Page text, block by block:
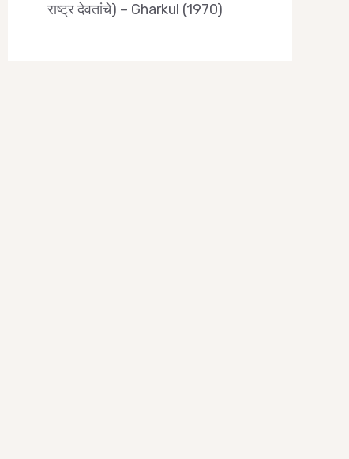
राष्ट्र देवतांचे) – Gharkul (1970)